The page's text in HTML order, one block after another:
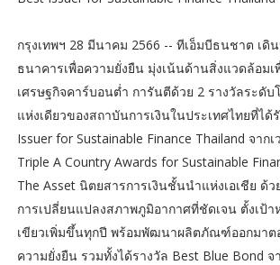
กรุงเทพฯ 28 มีนาคม 2566 -- ทีเอ็มบีธนชาต เดิ
ธนาคารเพื่อความยั่งยืน มุ่งเน้นด้านสิ่งแวดล้อมเ
เศรษฐกิจคาร์บอนต่ำ การันตีด้วย 2 รางวัลระดับ
แห่งเดียวของสถาบันการเงินในประเทศไทยที่ได้
Issuer for Sustainable Finance Thailand จาก
Triple A Country Awards for Sustainable
The Asset นิตยสารการเงินชั้นนำแห่งเอเชีย ด้ว
การเปลี่ยนแปลงสภาพภูมิอากาศที่ชัดเจน ตั้งเป้
เขียวเพิ่มขึ้นทุกปี พร้อมพัฒนาผลิตภัณฑ์ออกมาต
ความยั่งยืน รวมทั้งได้รางวัล Best Blue Bond จ